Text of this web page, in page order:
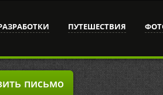
ПУТЕШЕСТВИЯ
письмо